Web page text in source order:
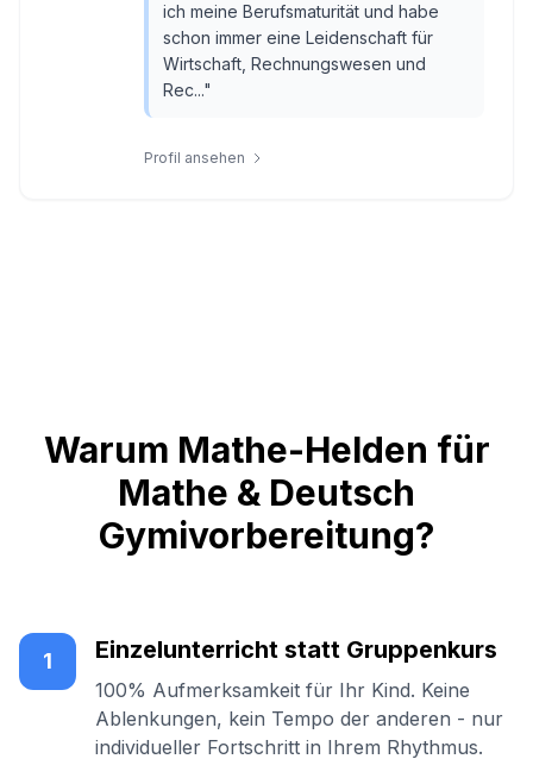
ich meine Berufsmaturität und habe
schon immer eine Leidenschaft für
Wirtschaft, Rechnungswesen und
Rec..."
Profil ansehen
Warum Mathe-Helden für
Mathe & Deutsch
Gymivorbereitung?
1 Einzelunterricht statt Gruppenkurs
100% Aufmerksamkeit für Ihr Kind. Keine
Ablenkungen, kein Tempo der anderen - nur
individueller Fortschritt in Ihrem Rhythmus.